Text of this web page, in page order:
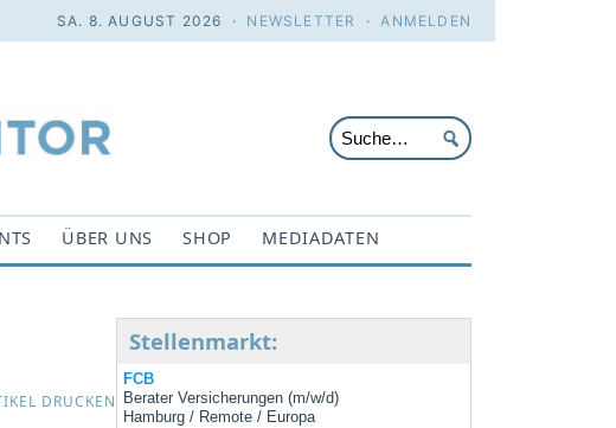
SA. 8. AUGUST 2026 · NEWSLETTER ·ANMELDEN
ÜBER UNS SHOP MEDIADATEN
DRUCKEN
Stellenmarkt:
FCB
Berater Versicherungen (m/w/d)
Hamburg / Remote / Europa